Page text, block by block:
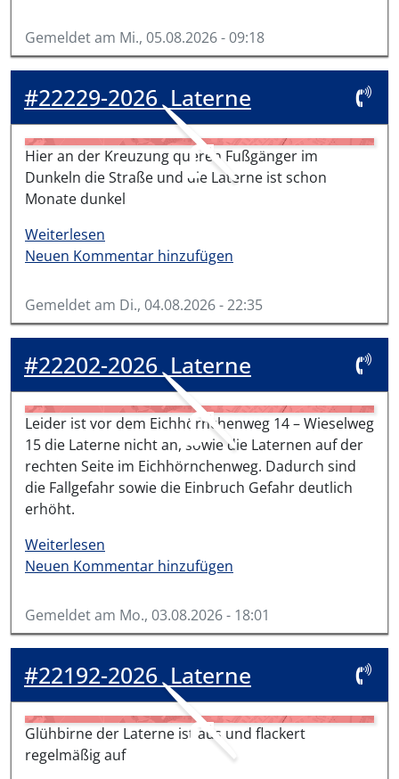
Gemeldet am Mi., 05.08.2026 - 09:18
#22229-2026Laterne
Hier an der Kreuzung queren Fußgänger im
Dunkeln die Straße und die Laterne ist schon
Monate dunkel
Weiterlesen
Neuen Kommentar hinzufügen
Gemeldet am Di., 04.08.2026 - 22:35
#22202-2026Laterne
Leider ist vor dem Eichhörnchenweg 14 – Wieselweg
15 die Laterne nicht an, sowie die Laternen auf der
rechten Seite im Eichhörnchenweg. Dadurch sind
die Fallgefahr sowie die Einbruch Gefahr deutlich
erhöht.
Weiterlesen
Neuen Kommentar hinzufügen
Gemeldet am Mo., 03.08.2026 - 18:01
#22192-2026Laterne
Glühbirne der Laterne ist aus und flackert
regelmäßig auf